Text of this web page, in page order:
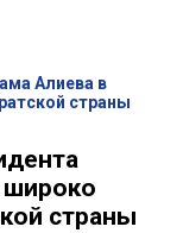
Алиева в
страны
широко
страны